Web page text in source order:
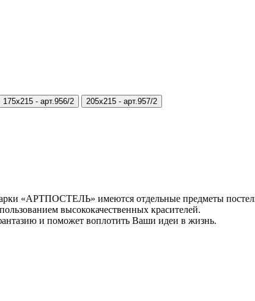
175х215 - арт.956/2 205х215 - арт.957/2
«АРТПОСТЕЛЬ» имеются отдельные предметы
высококачественных красителей.
и поможет воплотить Ваши идеи в жизнь.